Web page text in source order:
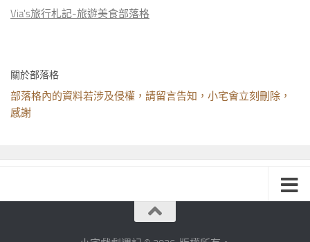
Via's旅行札記-旅遊美食部落格
關於部落格
部落格內的資料若涉及侵權，請留言告知，小宅會立刻刪除，
感謝